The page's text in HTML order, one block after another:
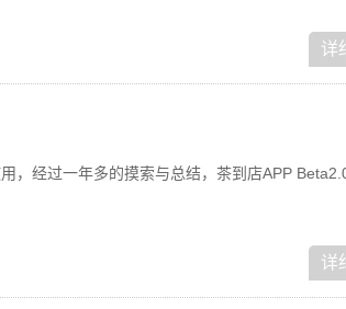
详
，经过一年多的摸索与总结，茶到店APP
详